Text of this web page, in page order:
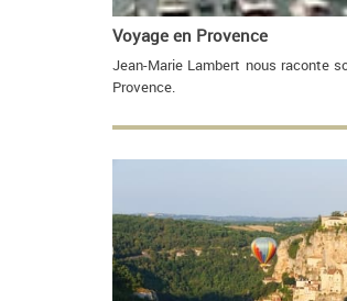
Voyage en Provence
Jean-Marie Lambert nous raconte
Provence.